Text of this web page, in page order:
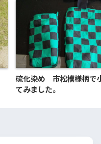
硫化染め 市松模様柄で
てみました。